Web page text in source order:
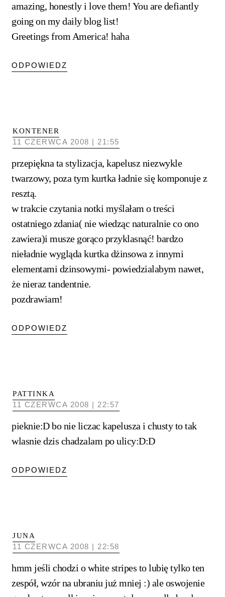
amazing, honestly i love them! You are defiantly
going on my daily blog list!
Greetings from America! haha
ODPOWIEDZ
KONTENER
11 CZERWCA 2008 | 21:55
przepiękna ta stylizacja, kapelusz niezwykle
twarzowy, poza tym kurtka ładnie się komponuje z
resztą.
w trakcie czytania notki myślałam o treści
ostatniego zdania( nie wiedząc naturalnie co ono
zawiera)i musze gorąco przyklasnąć! bardzo
nieładnie wygląda kurtka dżinsowa z innymi
elementami dzinsowymi- powiedzialabym nawet,
że nieraz tandentnie.
pozdrawiam!
ODPOWIEDZ
PATTINKA
11 CZERWCA 2008 | 22:57
pieknie:D bo nie liczac kapelusza i chusty to tak
wlasnie dzis chadzalam po ulicy:D:D
ODPOWIEDZ
JUNA
11 CZERWCA 2008 | 22:58
hmm jeśli chodzi o white stripes to lubię tylko ten
zespół, wzór na ubraniu już mniej :) ale oswojenie